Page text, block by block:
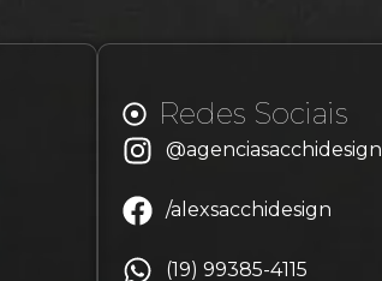
Redes Sociais
@agenciasacchidesign
/alexsacchidesign
(19) 99385-4115